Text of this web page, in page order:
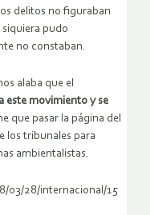
delitos no figuraban
siquiera pudo
no constaban.
alaba que el
este movimiento y se
que pasar la página del
los tribunales para
ambientalistas.
03/28/internacional/15